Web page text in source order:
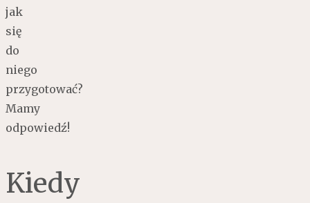
jak
się
do
niego
przygotować?
Mamy
odpowiedź!
Kiedy